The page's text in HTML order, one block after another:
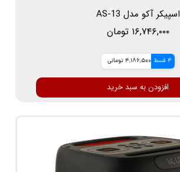
اسپیکر آکو مدل AS-13
۱۶,۷۴۶,۰۰۰ تومان
4 قسط 4,186,500 تومانی
افزودن به سبد خرید